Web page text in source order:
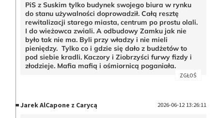
PiS z Suskim tylko budynek swojego biura w rynku
do stanu używalności doprowadził. Całą resztę
rewitalizacji starego miasta, centrum po prostu olali.
I do wieżowca zwiali. A odbudowy Zamku jak nie
było tak nie ma. Byli przy władzy i nie mieli
pieniędzy. Tylko co i gdzie się dało z budżetów to
pod siebie kradli. Kaczory i Ziobrzyści furwy fizdy i
złodzieje. Mafia mafią i ośmiornicą poganiała.
ZGŁOŚ
Jarek AlCapone z Carycą 2026-06-12 13:26:11